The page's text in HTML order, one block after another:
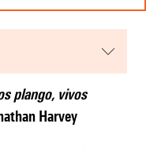
plango, vivos
Harvey